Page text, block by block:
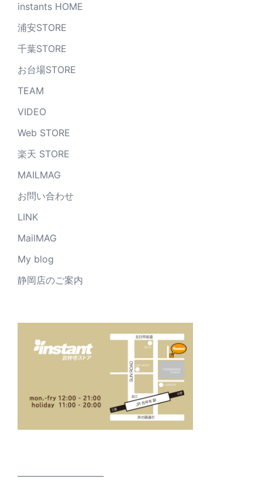
instants HOME
浦安STORE
千葉STORE
お台場STORE
TEAM
VIDEO
Web STORE
楽天 STORE
MAILMAG
お問い合わせ
LINK
MailMAG
My blog
静岡店のご案内